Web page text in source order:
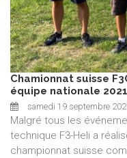
Chamionnat suisse
équipe nationale 2021
samedi 19 septembre
Malgré tous les
technique F3-Heli a
championnat suisse